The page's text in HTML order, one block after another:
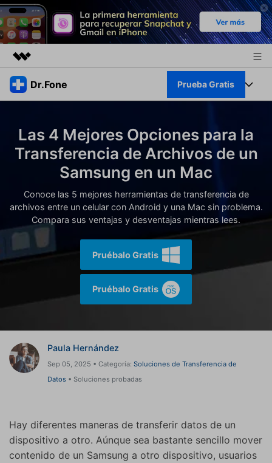
Productos destacados
Resumen
Soluciones
Quiénes somos
Sala de prensa
Tienda
Dr.Fone Prueba Gratis
Ver Kit Completo >
Productos
Para Celular
Herramientas Online
Descubre lo mejor de Dr.Fone
Transferencia de Datos
Reparación de Móviles
Encuentra Más Soluciones
Desbloqueo FRP en Android 16
Iniciar sesión
Las 4 Mejores Opciones para la
Transferencia de Archivos de un
Samsung en un Mac
Conoce las 5 mejores herramientas de transferencia de
archivos entre un celular con Android y una Mac sin problema.
Compara sus ventajas y desventajas mientras lees.
Pruébalo Gratis
Pruébalo Gratis
Paula Hernández
Sep 05, 2025 • Categoría: Soluciones de Transferencia de
Datos• Soluciones probadas
Hay diferentes maneras de transferir datos de un
dispositivo a otro. Aúnque sea bastante sencillo mover
contenido de un Samsung a otro dispositivo, usuarios